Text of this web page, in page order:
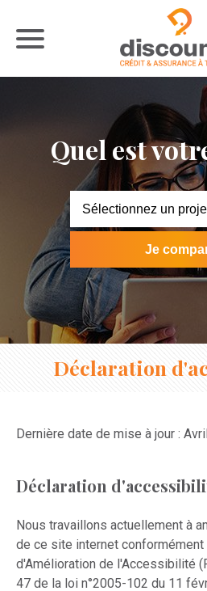
Quel est
Déclaration
Dernière date de mise à jour :
Déclaration
Nous travaillons actuellement à
de ce site internet conformément
d'Amélioration de l'Accessibilité
47 de la loi n°2005-102 du 11